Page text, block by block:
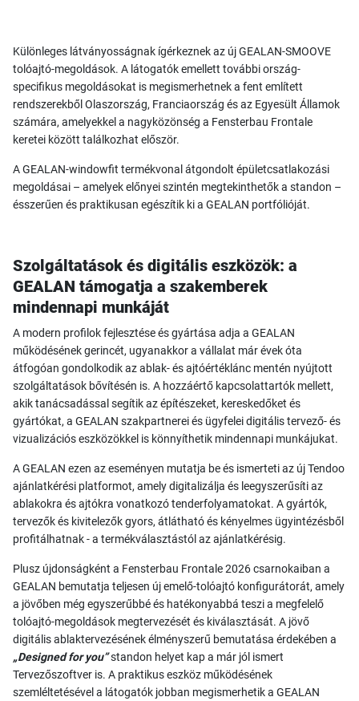
Különleges látványosságnak ígérkeznek az új GEALAN-SMOOVE
tolóajtó-megoldások. A látogatók emellett további ország-
specifikus megoldásokat is megismerhetnek a fent említett
rendszerekből Olaszország, Franciaország és az Egyesült Államok
számára, amelyekkel a nagyközönség a Fensterbau Frontale
keretei között találkozhat először.
A GEALAN-windowfit termékvonal átgondolt épületcsatlakozási
megoldásai – amelyek előnyei szintén megtekinthetők a standon –
ésszerűen és praktikusan egészítik ki a GEALAN portfólióját.
Szolgáltatások és digitális eszközök: a
GEALAN támogatja a szakemberek
mindennapi munkáját
A modern profilok fejlesztése és gyártása adja a GEALAN
működésének gerincét, ugyanakkor a vállalat már évek óta
átfogóan gondolkodik az ablak- és ajtóértéklánc mentén nyújtott
szolgáltatások bővítésén is. A hozzáértő kapcsolattartók mellett,
akik tanácsadással segítik az építészeket, kereskedőket és
gyártókat, a GEALAN szakpartnerei és ügyfelei digitális tervező- és
vizualizációs eszközökkel is könnyíthetik mindennapi munkájukat.
A GEALAN ezen az eseményen mutatja be és ismerteti az új Tendoo
ajánlatkérési platformot, amely digitalizálja és leegyszerűsíti az
ablakokra és ajtókra vonatkozó tenderfolyamatokat. A gyártók,
tervezők és kivitelezők gyors, átlátható és kényelmes ügyintézésből
profitálhatnak - a termékválasztástól az ajánlatkérésig.
Plusz újdonságként a Fensterbau Frontale 2026 csarnokaiban a
GEALAN bemutatja teljesen új emelő-tolóajtó konfigurátorát, amely
a jövőben még egyszerűbbé és hatékonyabbá teszi a megfelelő
tolóajtó-megoldások megtervezését és kiválasztását. A jövő
digitális ablaktervezésének élményszerű bemutatása érdekében a
„Designed for you”standon helyet kap a már jól ismert
Tervezőszoftver is. A praktikus eszköz működésének
szemléltetésével a látogatók jobban megismerhetik a GEALAN